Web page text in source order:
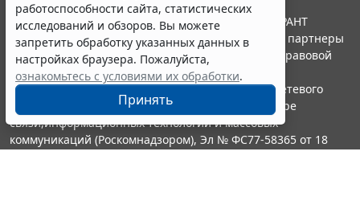
работоспособности сайта, статистических
исследований и обзоров. Вы можете
запретить обработку указанных данных в
настройках браузера. Пожалуйста,
ознакомьтесь с условиями их обработки.
Принять
© ООО "НПП "ГАРАНТ-СЕРВИС", 2026. Система ГАРАНТ
выпускается с 1990 года. Компания "Гарант" и ее партнеры
являются участниками Российской ассоциации правовой
информации ГАРАНТ.
Портал ГАРАНТ.РУ зарегистрирован в качестве сетевого
издания Федеральной службой по надзору в сфере
связи,информационных технологий и массовых
коммуникаций (Роскомнадзором), Эл № ФС77-58365 от 18